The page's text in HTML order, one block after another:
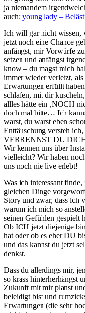
ja niemandem
auch: young lady –
Ich will gar nicht wissen,
jetzt noch eine Chance
anfängst, mir Vorwürfe
setzen und anfängst
know – du magst mich
immer wieder verletzt,
Erwartungen erfüllt
schlafen, mit dir
allles hätte ein ‚NOCH
doch mal bitte… Ich
warst, du warst eben
Enttäuschung versteh
VERRENNST DU
Wir kennen uns über
vielleicht? Wir haben
uns noch nie live erlebt!
Was ich interessant
gleichen Dinge
Story und zwar, dass ich
warum ich mich so
seinen Gefühlen gespielt
Ob ICH jetzt diejenige
hat oder ob es eher DU
und das kannst du jetzt
denkst.
Dass du allerdings mir,
so krass hinterherhängst
Zukunft mit mir planst
beleidigt bist und
Erwartungen (die sehr